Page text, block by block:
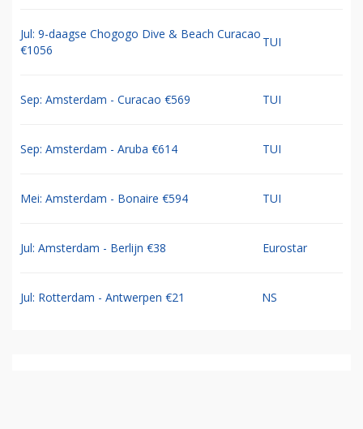
Jul: 9-daagse Chogogo Dive & Beach Curacao
€1056
TUI
Sep: Amsterdam - Curacao €569 TUI
Sep: Amsterdam - Aruba €614 TUI
Mei: Amsterdam - Bonaire €594 TUI
Jul: Amsterdam - Berlijn €38 Eurostar
Jul: Rotterdam - Antwerpen €21 NS